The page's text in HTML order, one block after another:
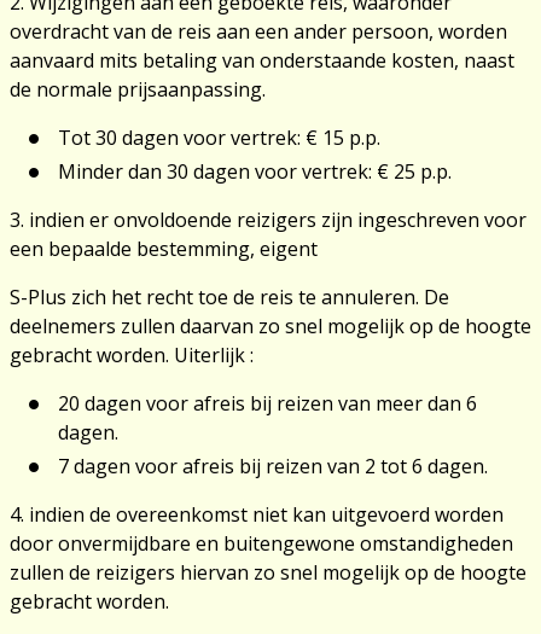
overdracht van de reis aan een ander persoon, worden
aanvaard mits betaling van onderstaande kosten, naast
de normale prijsaanpassing.
Tot 30 dagen voor vertrek: € 15 p.p.
Minder dan 30 dagen voor vertrek: € 25 p.p.
3. indien er onvoldoende reizigers zijn ingeschreven voor
een bepaalde bestemming, eigent
S-Plus zich het recht toe de reis te annuleren. De
deelnemers zullen daarvan zo snel mogelijk op de hoogte
gebracht worden. Uiterlijk :
20 dagen voor afreis bij reizen van meer dan 6
dagen.
7 dagen voor afreis bij reizen van 2 tot 6 dagen.
4. indien de overeenkomst niet kan uitgevoerd worden
door onvermijdbare en buitengewone omstandigheden
zullen de reizigers hiervan zo snel mogelijk op de hoogte
gebracht worden.